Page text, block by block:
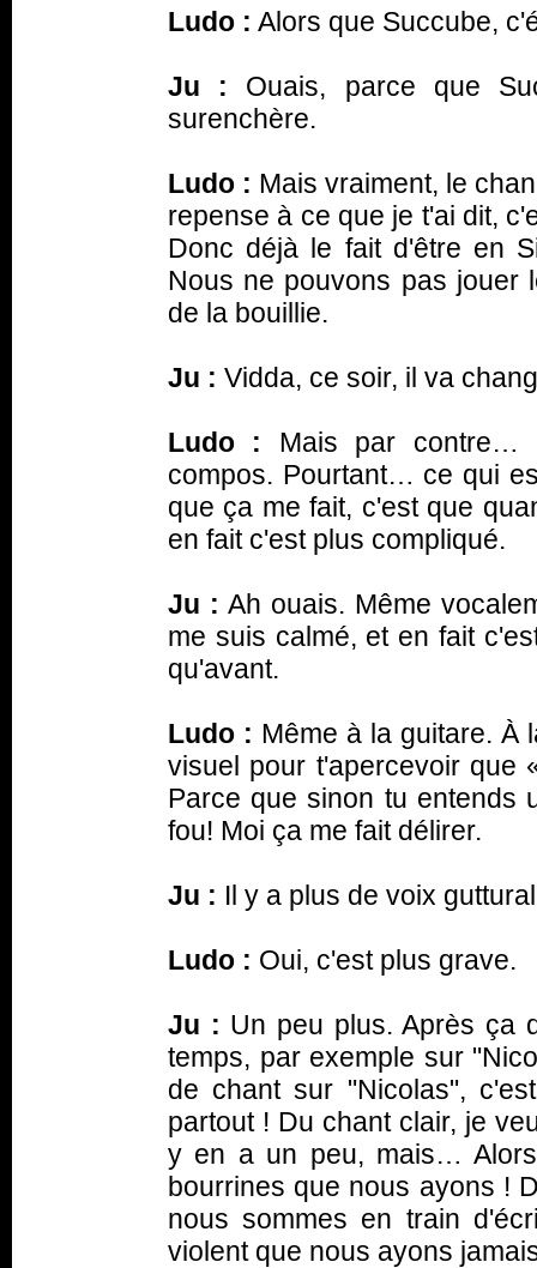
Ludo : Alors que Succube,
Ju : Ouais, parce que
surenchère.
Ludo : Mais vraiment, le
repense à ce que je t'ai dit,
Donc déjà le fait d'être en
Nous ne pouvons pas jouer
de la bouillie.
Ju : Vidda, ce soir, il va
Ludo : Mais par contre…
compos. Pourtant… ce qui
que ça me fait, c'est que
en fait c'est plus compliqué.
Ju : Ah ouais. Même
me suis calmé, et en fait
qu'avant.
Ludo : Même à la guitare. À
visuel pour t'apercevoir que
Parce que sinon tu
fou! Moi ça me fait délirer.
Ju : Il y a plus de voix
Ludo : Oui, c'est plus grave.
Ju : Un peu plus. Après ça
temps, par exemple sur
de chant sur "Nicolas",
partout ! Du chant clair, je
y en a un peu, mais…
bourrines que nous ayons !
nous sommes en train
violent que nous ayons